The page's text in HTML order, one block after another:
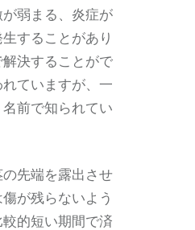
弱まる、炎症が
することがあり
決することがで
ていますが、一
前で知られてい
先端を露出させ
が残らないよう
的短い期間で済